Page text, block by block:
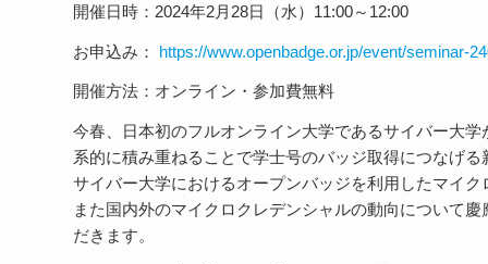
開催日時：2024年2月28日（水）11:00～12:00
お申込み： https://www.openbadge.or.jp/event/seminar-
開催方法：オンライン・参加費無料
今春、日本初のフルオンライン大学であるサイバー大
系的に積み重ねることで学士号のバッジ取得につなげ
サイバー大学におけるオープンバッジを利用したマイ
また国内外のマイクロクレデンシャルの動向について
だきます。